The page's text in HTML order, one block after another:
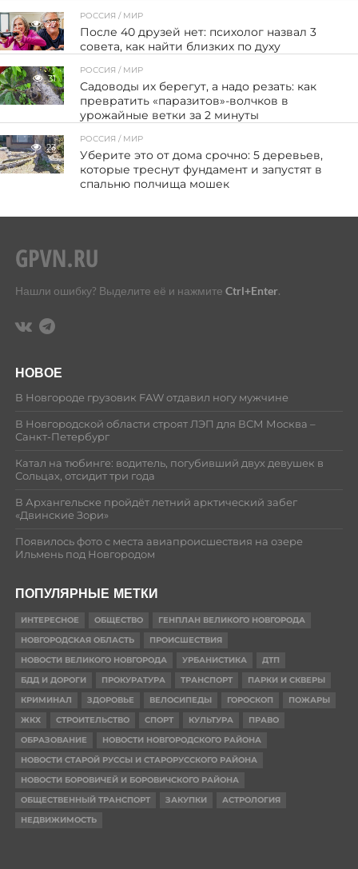
27
РОССИЯ / МИР
После 40 друзей нет: психолог назвал 3
совета, как найти близких по духу
31
РОССИЯ / МИР
Садоводы их берегут, а надо резать: как
превратить «паразитов»-волчков в
урожайные ветки за 2 минуты
23
РОССИЯ / МИР
Уберите это от дома срочно: 5 деревьев,
которые треснут фундамент и запустят в
спальню полчища мошек
Нашли ошибку? Выделите её и нажмите Ctrl+Enter.
НОВОЕ
В Новгороде грузовик FAW отдавил ногу мужчине
В Новгородской области строят ЛЭП для ВСМ Москва –
Санкт-Петербург
Катал на тюбинге: водитель, погубивший двух девушек в
Сольцах, отсидит три года
В Архангельске пройдёт летний арктический забег
«Двинские Зори»
Появилось фото с места авиапроисшествия на озере
Ильмень под Новгородом
ПОПУЛЯРНЫЕ МЕТКИ
ИНТЕРЕСНОЕ ОБЩЕСТВО
ГЕНПЛАН ВЕЛИКОГО НОВГОРОДА
НОВГОРОДСКАЯ ОБЛАСТЬ
ПРОИСШЕСТВИЯ
НОВОСТИ ВЕЛИКОГО НОВГОРОДА
УРБАНИСТИКА
ДТП
БДД И ДОРОГИ
ПРОКУРАТУРА ТРАНСПОРТ
ПАРКИ И СКВЕРЫ
КРИМИНАЛ
ЗДОРОВЬЕ ВЕЛОСИПЕДЫ ГОРОСКОП
ПОЖАРЫ
ЖКХ
СТРОИТЕЛЬСТВО СПОРТ КУЛЬТУРА
ПРАВО
ОБРАЗОВАНИЕ
НОВОСТИ НОВГОРОДСКОГО РАЙОНА
НОВОСТИ СТАРОЙ РУССЫ И СТАРОРУССКОГО РАЙОНА
НОВОСТИ БОРОВИЧЕЙ И БОРОВИЧСКОГО РАЙОНА
ОБЩЕСТВЕННЫЙ ТРАНСПОРТ
ЗАКУПКИ
АСТРОЛОГИЯ
НЕДВИЖИМОСТЬ